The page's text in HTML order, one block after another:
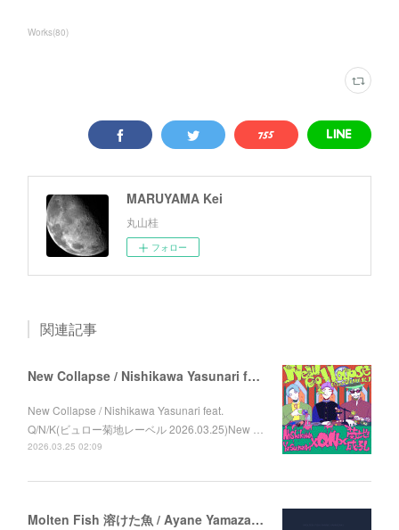
Works(80)
MARUYAMA Kei
丸山桂
フォロー
関連記事
New Collapse / Nishikawa Yasunari feat. Q/N/K
New Collapse / Nishikawa Yasunari feat.
Q/N/K(ビュロー菊地レーベル 2026.03.25)New …
2026.03.25 02:09
Molten Fish 溶けた魚 / Ayane Yamazaki (山﨑彩音)